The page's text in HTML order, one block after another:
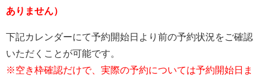
ありません）
下記カレンダーにて予約開始日より前の予約状況をご確認
いただくことが可能です。
※空き枠確認だけで、実際の予約については予約開始日ま